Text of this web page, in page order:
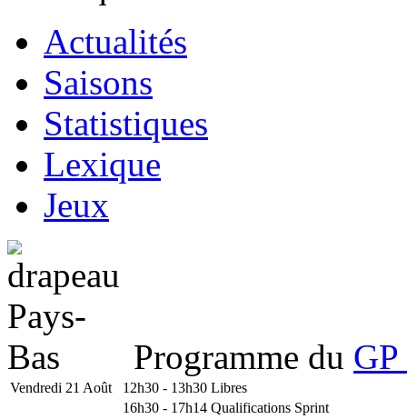
Actualités
Saisons
Statistiques
Lexique
Jeux
Programme du
Vendredi 21 Août 12h30 - 13h30 Libres
16h30 - 17h14 Qualifications Sprint